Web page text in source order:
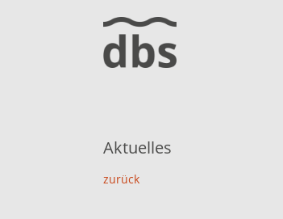
Aktuelles
zurück